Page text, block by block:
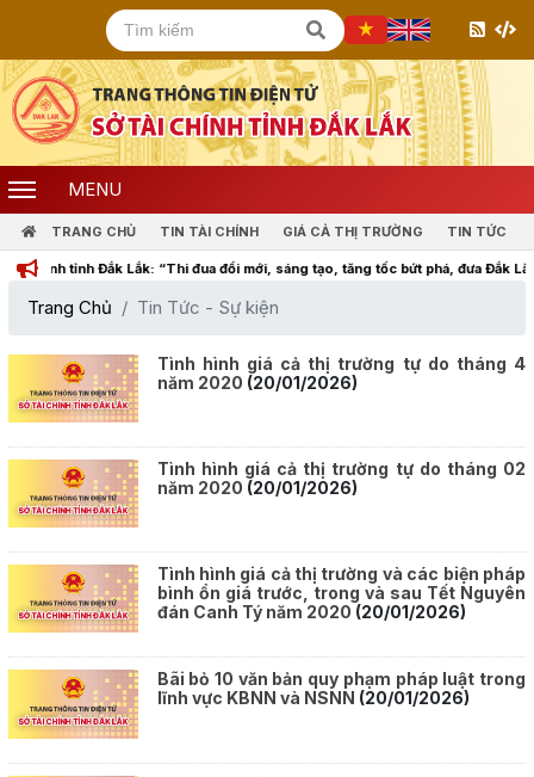
MENU
TRANG CHỦ TIN TÀI CHÍNH GIÁ CẢ THỊ TRƯỜNG TIN TỨC
Đắk Lắk: “Thi đua đổi mới, sáng tạo, tăng tốc bứt phá, đưa Đắk Lắk cùng
Trang Chủ Tin Tức - Sự kiện
Tình hình giá cả thị trường tự do tháng 4
năm 2020 (20/01/2026)
Tình hình giá cả thị trường tự do tháng 02
năm 2020 (20/01/2026)
Tình hình giá cả thị trường và các biện pháp
bình ổn giá trước, trong và sau Tết Nguyên
đán Canh Tý năm 2020 (20/01/2026)
Bãi bỏ 10 văn bản quy phạm pháp luật trong
lĩnh vực KBNN và NSNN (20/01/2026)